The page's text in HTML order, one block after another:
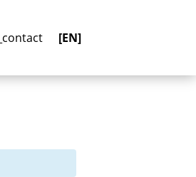
_contact [EN]